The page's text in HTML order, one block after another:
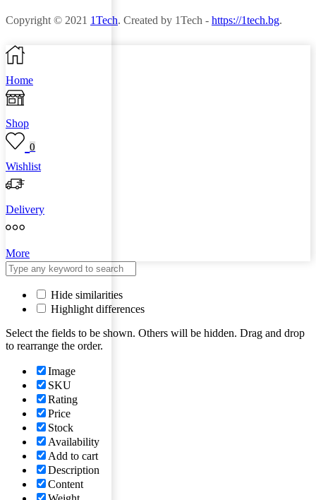
Copyright © 2021 1Tech. Created by 1Tech - https://1tech.bg.
Home
Shop
0
Wishlist
Delivery
More
Hide similarities
Highlight differences
Select the fields to be shown. Others will be hidden. Drag and drop
to rearrange the order.
Image
SKU
Rating
Price
Stock
Availability
Add to cart
Description
Content